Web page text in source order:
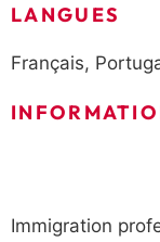
LANGUES
Français,
Immigration